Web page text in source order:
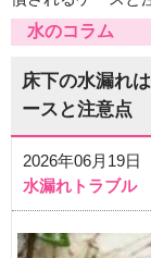
水のコラム
床下の水漏れ
ースと注意点
2026年06月19日
水漏れトラブル